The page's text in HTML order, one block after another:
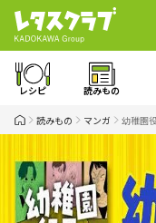
レシピ 読みもの
読みもの マンガ 幼稚園